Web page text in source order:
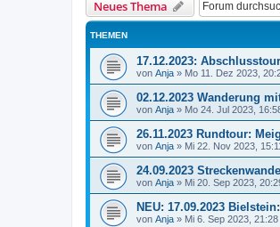
Neues Thema
THEMEN
17.12.2023:
von Anja » Mo 11. Dez 2023,
02.12.2023 Wanderung
von Anja » Mo 24. Jul 2023,
26.11.2023 Rundtour:
von Anja » Mi 22. Nov 2023,
24.09.2023
von Anja » Mi 20. Sep 2023,
NEU: 17.09.2023
von Anja » Mi 6. Sep 2023, 21:28